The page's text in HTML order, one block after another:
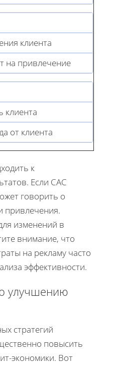
клиента
на привлечение
клиента
от клиента
к
Если CAC
говорить о
привлечения.
изменений в
внимание, что
на рекламу часто
эффективности.
улучшению
стратегий
повысить
экономики. Вот